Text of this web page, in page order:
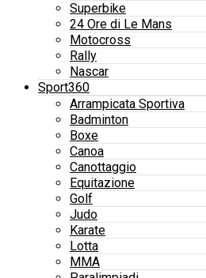
Superbike
24 Ore di Le Mans
Motocross
Rally
Nascar
Sport360
Arrampicata Sportiva
Badminton
Boxe
Canoa
Canottaggio
Equitazione
Golf
Judo
Karate
Lotta
MMA